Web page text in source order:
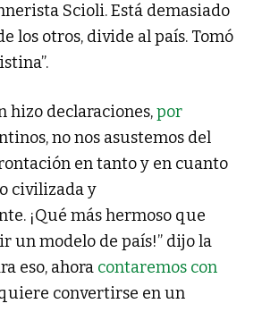
Scioli. Está demasiado
los otros, divide al país. Tomó
hizo declaraciones,por
no nos asustemos del
en tanto y en cuanto
civilizada y
¡Qué más hermoso que
un modelo de país!” dijo la
eso, ahora contaremos con
convertirse en un